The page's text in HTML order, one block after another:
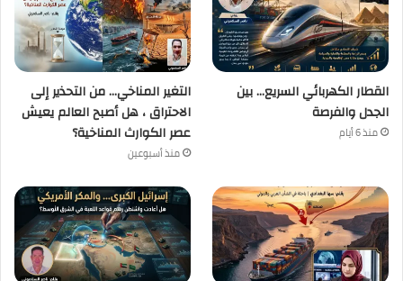
القطار الكهربائي السريع… بين
الجدل والفرصة
منذ 6 أيام
التغير المناخي… من التحذير إلى
الاحتراق ، هل أصبح العالم يعيش
عصر الكوارث المناخية؟
منذ أسبوعين